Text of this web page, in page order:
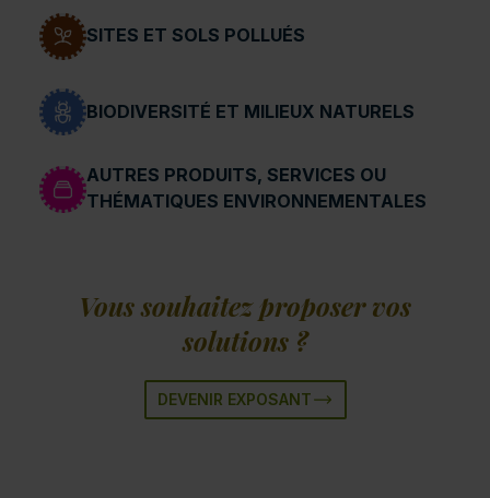
SITES ET SOLS POLLUÉS
BIODIVERSITÉ ET MILIEUX NATURELS
AUTRES PRODUITS, SERVICES OU
THÉMATIQUES ENVIRONNEMENTALES
Vous souhaitez proposer vos
solutions ?
DEVENIR EXPOSANT